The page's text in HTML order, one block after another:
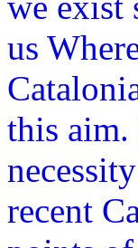
us
this aim.
recent